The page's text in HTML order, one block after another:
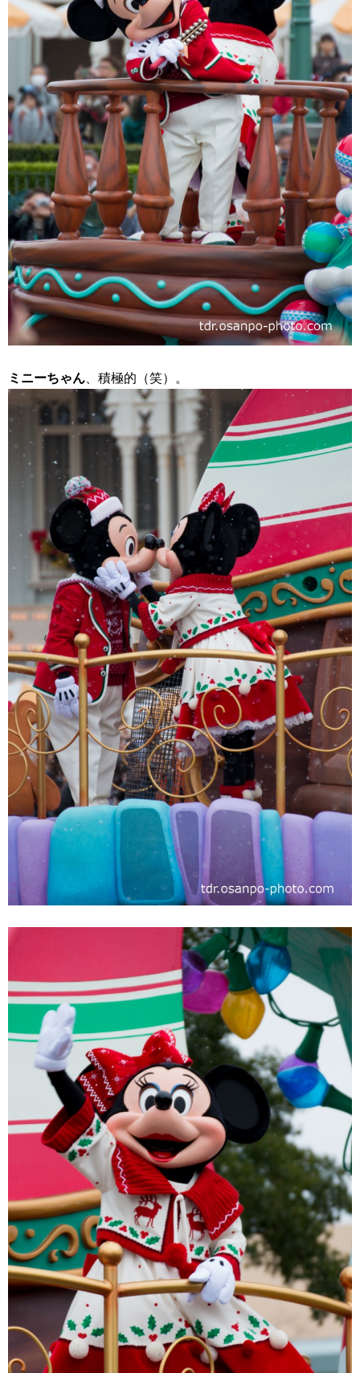
ミニーちゃん、積極的（笑）。